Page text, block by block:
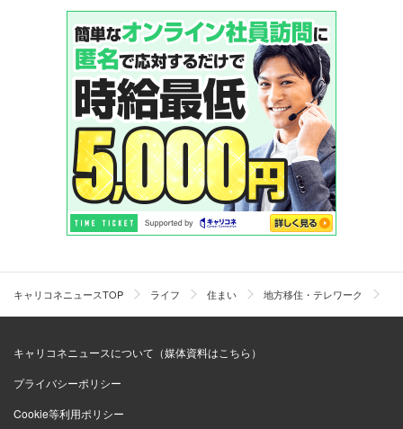
キャリコネニュースTOP ライフ 住まい 地方移住・テレワーク
キャリコネニュースについて（媒体資料はこちら）
プライバシーポリシー
Cookie等利用ポリシー